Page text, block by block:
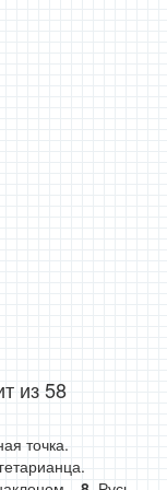
из 58
точка.